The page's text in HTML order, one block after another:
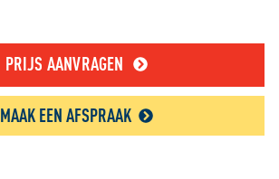
PRIJS AANVRAGEN
MAAK EEN AFSPRAAK